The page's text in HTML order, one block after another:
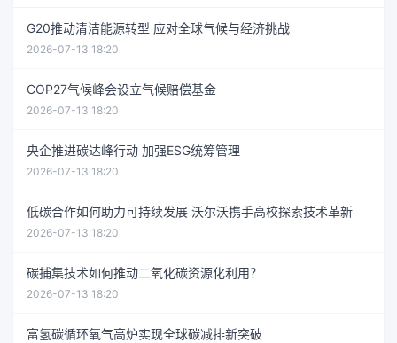
G20推动清洁能源转型 应对全球气候与经济挑战
2026-07-13 18:20
COP27气候峰会设立气候赔偿基金
2026-07-13 18:20
央企推进碳达峰行动 加强ESG统筹管理
2026-07-13 18:20
低碳合作如何助力可持续发展 沃尔沃携手高校探索技术革新
2026-07-13 18:20
碳捕集技术如何推动二氧化碳资源化利用？
2026-07-13 18:20
富氢碳循环氧气高炉实现全球碳减排新突破